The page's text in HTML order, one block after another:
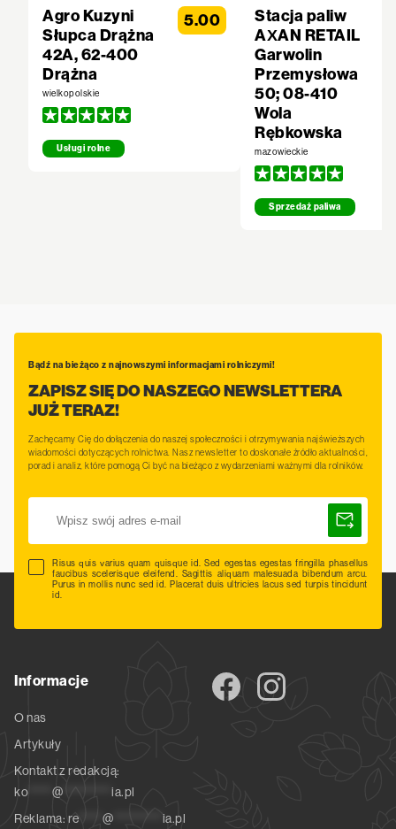
Agro Kuzyni
Słupca Drążna
42A, 62-400
Drążna
wielkopolskie
Usługi rolne
5.00
Stacja paliw
AXAN RETAIL
Garwolin
Przemysłowa
50; 08-410
Wola
Rębkowska
mazowieckie
Sprzedaż paliwa
Bądź na bieżąco z najnowszymi informacjami rolniczymi!
ZAPISZ SIĘ DO NASZEGO NEWSLETTERA
JUŻ TERAZ!
Zachęcamy Cię do dołączenia do naszej społeczności i otrzymywania najświeższych
wiadomości dotyczących rolnictwa. Nasz newsletter to doskonałe źródło aktualności,
porad i analiz, które pomogą Ci być na bieżąco z wydarzeniami ważnymi dla rolników.
Risus quis varius quam quisque id. Sed egestas egestas fringilla phasellus
faucibus scelerisque eleifend. Sagittis aliquam malesuada bibendum arcu.
Purus in mollis nunc sed id. Placerat duis ultricies lacus sed turpis tincidunt
id.
Informacje
O nas
Artykuły
Kontakt z redakcją:
ko***** @ ********** ia.pl
Reklama: re***** @ ********** ia.pl